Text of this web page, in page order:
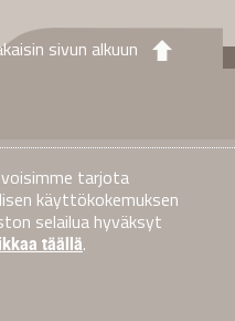
sivun alkuun
|CoverEdge™|Edge to
John Deere | Krone
|Tama|Tama LSB|TamaNet
|XtraTwine
·Käyttöehdot
tarjota
käyttökokemuksen
selailua hyväksyt
täällä.